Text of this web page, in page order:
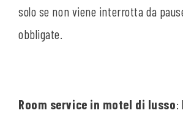
solo se non viene interrotta da
obbligate.
Room service in motel di lusso: